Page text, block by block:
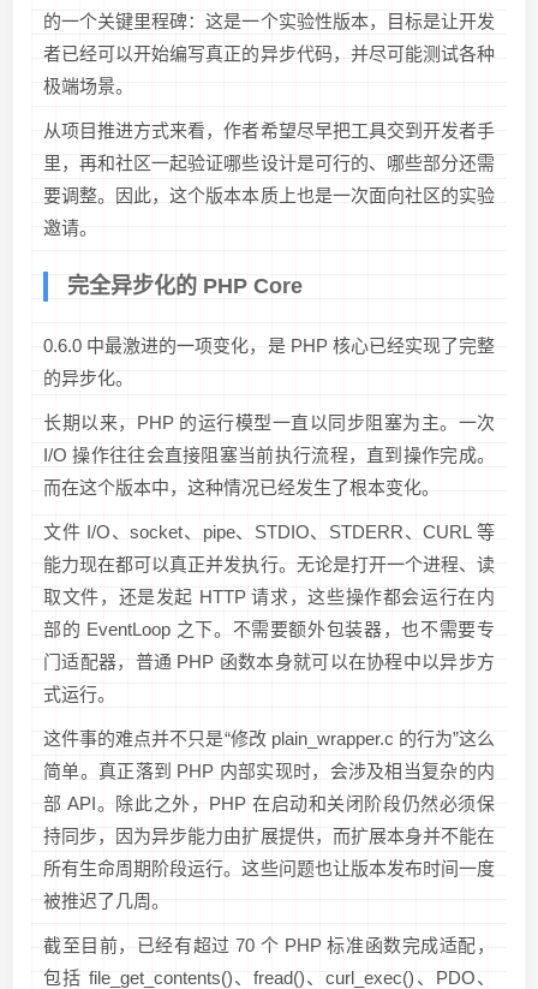
的一个关键里程碑：这是一个实验性版本，目标是让开发
者已经可以开始编写真正的异步代码，并尽可能测试各种
极端场景。
从项目推进方式来看，作者希望尽早把工具交到开发者手
里，再和社区一起验证哪些设计是可行的、哪些部分还需
要调整。因此，这个版本本质上也是一次面向社区的实验
邀请。
完全异步化的 PHP Core
0.6.0 中最激进的一项变化，是 PHP 核心已经实现了完整
的异步化。
长期以来，PHP 的运行模型一直以同步阻塞为主。一次
I/O 操作往往会直接阻塞当前执行流程，直到操作完成。
而在这个版本中，这种情况已经发生了根本变化。
文件 I/O、socket、pipe、STDIO、STDERR、CURL 等
能力现在都可以真正并发执行。无论是打开一个进程、读
取文件，还是发起 HTTP 请求，这些操作都会运行在内
部的 EventLoop 之下。不需要额外包装器，也不需要专
门适配器，普通 PHP 函数本身就可以在协程中以异步方
式运行。
这件事的难点并不只是“修改 plain_wrapper.c 的行为”这么
简单。真正落到 PHP 内部实现时，会涉及相当复杂的内
部 API。除此之外，PHP 在启动和关闭阶段仍然必须保
持同步，因为异步能力由扩展提供，而扩展本身并不能在
所有生命周期阶段运行。这些问题也让版本发布时间一度
被推迟了几周。
截至目前，已经有超过 70 个 PHP 标准函数完成适配，
包括 file_get_contents()、fread()、curl_exec()、PDO、